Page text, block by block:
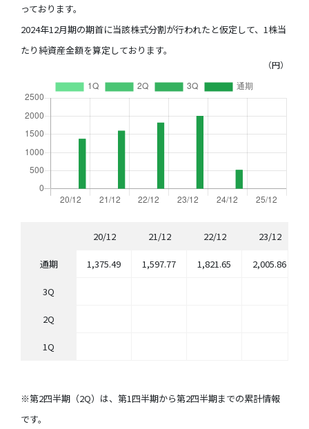
っております。
2024年12月期の期首に当該株式分割が行われたと仮定して、1株当
たり純資産金額を算定しております。
（円）
通期
3Q
2Q
1Q
20/12
1,375.49
21/12
1,597.77
22/12
1,821.65
23/12
2,005.86
※第2四半期（2Q）は、第1四半期から第2四半期までの累計情報
です。